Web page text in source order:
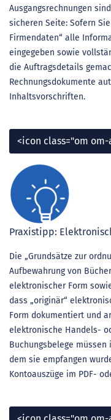
Ausgangsrechnungen
sicheren Seite: Sofern
Firmendaten“ alle
eingegeben sowie
die Auftragsdetails
Rechnungsdokumente
Inhaltsvorschriften.
<icon class="om
Praxistipp:
Die „Grundsätze zur
Aufbewahrung von
elektronischer Form
dass „originär“
Form dokumentiert und
elektronische Handels-
Buchungsbelege
dem sie empfangen
Kontoauszüge im PDF-